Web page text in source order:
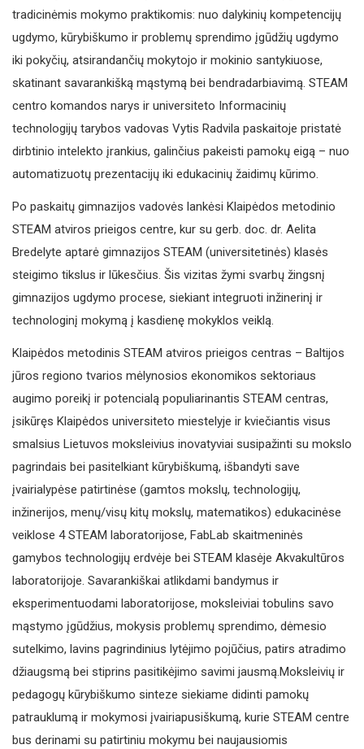
tradicinėmis mokymo praktikomis: nuo dalykinių kompetencijų
ugdymo, kūrybiškumo ir problemų sprendimo įgūdžių ugdymo
iki pokyčių, atsirandančių mokytojo ir mokinio santykiuose,
skatinant savarankišką mąstymą bei bendradarbiavimą. STEAM
centro komandos narys ir universiteto Informacinių
technologijų tarybos vadovas Vytis Radvila paskaitoje pristatė
dirbtinio intelekto įrankius, galinčius pakeisti pamokų eigą – nuo
​​automatizuotų prezentacijų iki edukacinių žaidimų kūrimo.
Po paskaitų gimnazijos vadovės lankėsi Klaipėdos metodinio
STEAM atviros prieigos centre, kur su gerb. doc. dr. Aelita
Bredelyte aptarė gimnazijos STEAM (universitetinės) klasės
steigimo tikslus ir lūkesčius. Šis vizitas žymi svarbų žingsnį
gimnazijos ugdymo procese, siekiant integruoti inžinerinį ir
technologinį mokymą į kasdienę mokyklos veiklą.
Klaipėdos metodinis STEAM atviros prieigos centras – Baltijos
jūros regiono tvarios mėlynosios ekonomikos sektoriaus
augimo poreikį ir potencialą populiarinantis STEAM centras,
įsikūręs Klaipėdos universiteto miestelyje ir kviečiantis visus
smalsius Lietuvos moksleivius inovatyviai susipažinti su mokslo
pagrindais bei pasitelkiant kūrybiškumą, išbandyti save
įvairialypėse patirtinėse (gamtos mokslų, technologijų,
inžinerijos, menų/visų kitų mokslų, matematikos) edukacinėse
veiklose 4 STEAM laboratorijose, FabLab skaitmeninės
gamybos technologijų erdvėje bei STEAM klasėje Akvakultūros
laboratorijoje. Savarankiškai atlikdami bandymus ir
eksperimentuodami laboratorijose, moksleiviai tobulins savo
mąstymo įgūdžius, mokysis problemų sprendimo, dėmesio
sutelkimo, lavins pagrindinius lytėjimo pojūčius, patirs atradimo
džiaugsmą bei stiprins pasitikėjimo savimi jausmą.Moksleivių ir
pedagogų kūrybiškumo sinteze siekiame didinti pamokų
patrauklumą ir mokymosi įvairiapusiškumą, kurie STEAM centre
bus derinami su patirtiniu mokymu bei naujausiomis